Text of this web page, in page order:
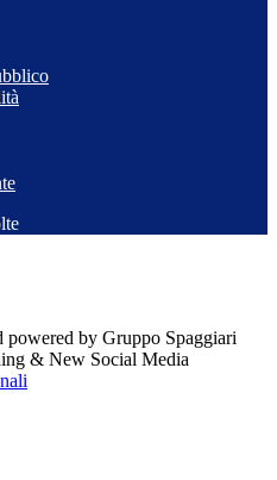
powered by Gruppo Spaggiari
& New Social Media